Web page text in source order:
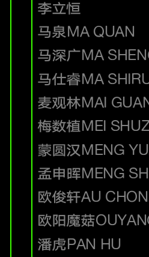
李立恒
马泉MA QUAN
马深广MA
马仕睿MA
麦观林MAI
梅数植MEI
蒙圆汉MENG
孟申晖MENG
欧俊轩AU
欧阳魔菇
潘虎PAN HU